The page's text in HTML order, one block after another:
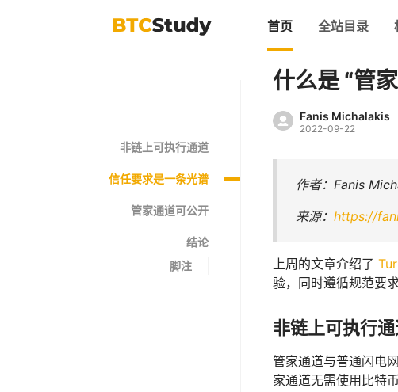
首页 全站目录
非链上可执行通道
信任要求是一条光谱
管家通道可公开
结论
脚注
什么是 “管家
Fanis Michalakis
2022-09-22
作者：Fanis
来源： https://
上周的文章介绍了
验，同时遵循规范要
非链上可执行
管家通道与普通闪电
家通道无需使用比特